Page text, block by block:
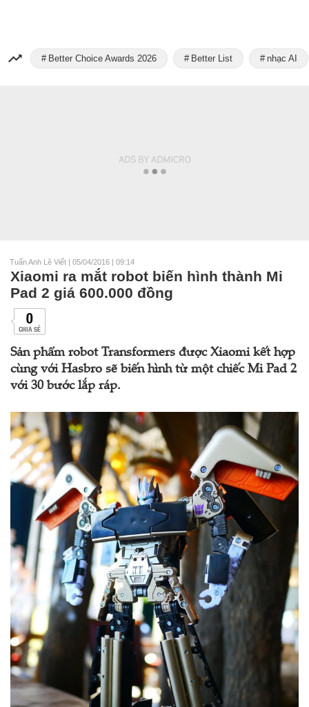
Better Choice Awards 2026 Better List nhạc AI
Tuấn Anh Lê Viết | 05/04/2016 | 09:14
Xiaomi ra mắt robot biến hình thành Mi
Pad 2 giá 600.000 đồng
0
CHIA SẺ
Sản phẩm robot Transformers được Xiaomi kết hợp
cùng với Hasbro sẽ biến hình từ một chiếc Mi Pad 2
với 30 bước lắp ráp.